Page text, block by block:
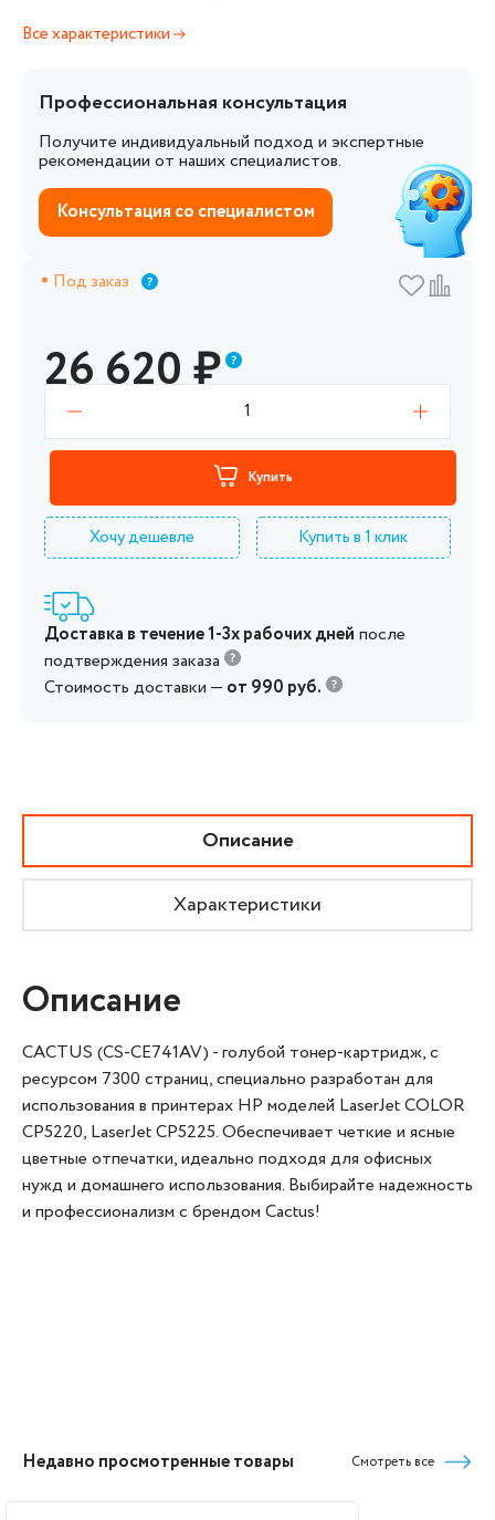
Все характеристики
Профессиональная консультация
Получите индивидуальный подход и экспертные
рекомендации от наших специалистов.
Консультация со специалистом
Под заказ
26 620₽
1
Купить
Хочу дешевле Купить в 1 клик
Доставка в течение 1-3х рабочих дней после
подтверждения заказа
Стоимость доставки — от 990 руб.
Описание
Характеристики
Описание
CACTUS (CS-CE741AV) - голубой тонер-картридж, с
ресурсом 7300 страниц, специально разработан для
использования в принтерах HP моделей LaserJet COLOR
CP5220, LaserJet CP5225. Обеспечивает четкие и ясные
цветные отпечатки, идеально подходя для офисных
нужд и домашнего использования. Выбирайте надежность
и профессионализм с брендом Cactus!
Недавно просмотренные товары Смотреть все